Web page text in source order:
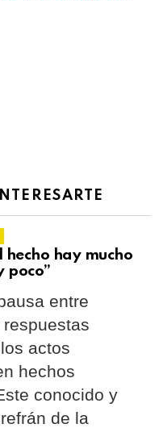
hecho hay mucho
poco”
entre
actos
hechos
conocido y
de la